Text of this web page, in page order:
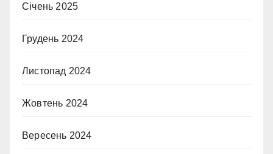
Січень 2025
Грудень 2024
Листопад 2024
Жовтень 2024
Вересень 2024